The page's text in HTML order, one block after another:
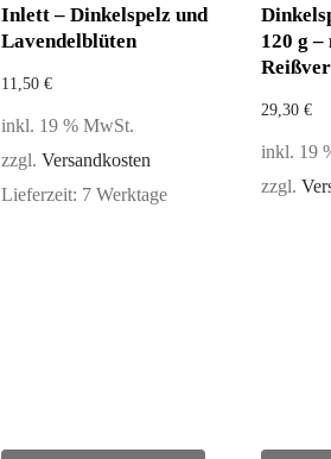
Inlett – Dinkelspelz und
Lavendelblüten
11,50 €
inkl. 19 % MwSt.
zzgl. Versandkosten
Lieferzeit: 7 Werktage
120 g
29,30€
inkl. 19
zzgl.